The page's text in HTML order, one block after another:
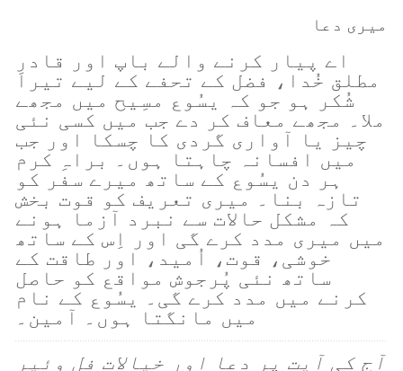
میری دعا
اے پیار کرنے والے باپ اور قادرِ
مطلق خُدا، فضل کے تحفے کے لیے تیرا
شُکر ہو جو کہ یسُوع مسِیح میں مجھے
ملا۔ مجھے معاف کر دے جب میں کسی نئی
چیز یا آواری گردی کا چسکا اور جب
میں افسانہ چاہتا ہوں۔ براہِ کرم
ہر دن یسُوع کے ساتھ میرے سفر کو
تازہ بنا۔ میری تعریف کو قوت بخش
کہ مشکل حالات سے نبرد آزما ہونے
میں میری مدد کرے گی اور اِس کے ساتھ
خوشی، قوت، اُمید، اور طاقت کے
ساتھ نئی پُرجوش مواقع کو حاصل
کرنے میں مدد کرے گی۔ یسُوع کے نام
میں مانگتا ہوں۔ آمین۔
آج کی آیت پر دعا اور خیالات فل وئیر